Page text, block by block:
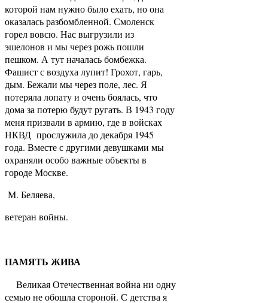
которой нам нужно было ехать, но она
оказалась разбомбленной. Смоленск
горел вовсю. Нас выгрузили из
эшелонов и мы через рожь пошли
пешком. А тут началась бомбежка.
Фашист с воздуха лупит! Грохот, гарь,
дым. Бежали мы через поле, лес. Я
потеряла лопату и очень боялась, что
дома за потерю будут ругать. В 1943 году
меня призвали в армию, где в войсках
НКВД прослужила до декабря 1945
года. Вместе с другими девушками мы
охраняли особо важные объекты в
городе Москве.
М. Беляева,
ветеран войны.
ПАМЯТЬ ЖИВА
Великая Отечественная война ни одну
семью не обошла стороной. С детства я